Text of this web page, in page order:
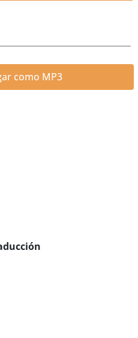
como MP3